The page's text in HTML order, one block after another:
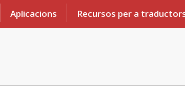
Aplicacions Recursos per a